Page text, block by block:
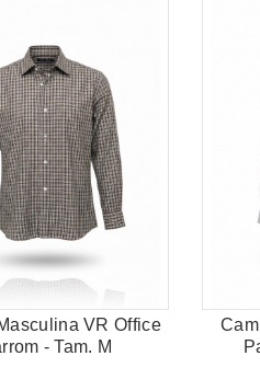
VR Office
- Tam. M